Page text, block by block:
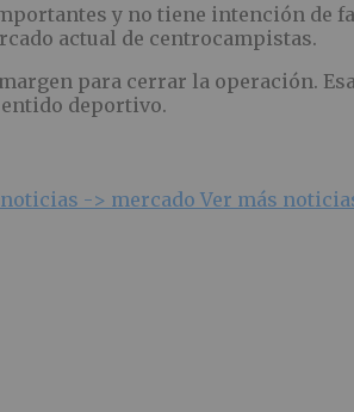
y no tiene intención de
actual de centrocampistas.
para cerrar la operación.
deportivo.
-> mercado Ver más